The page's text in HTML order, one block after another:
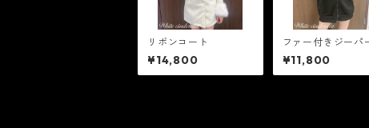
リボンコート
¥14,800
ファー付きジーパ
ート
¥11,800